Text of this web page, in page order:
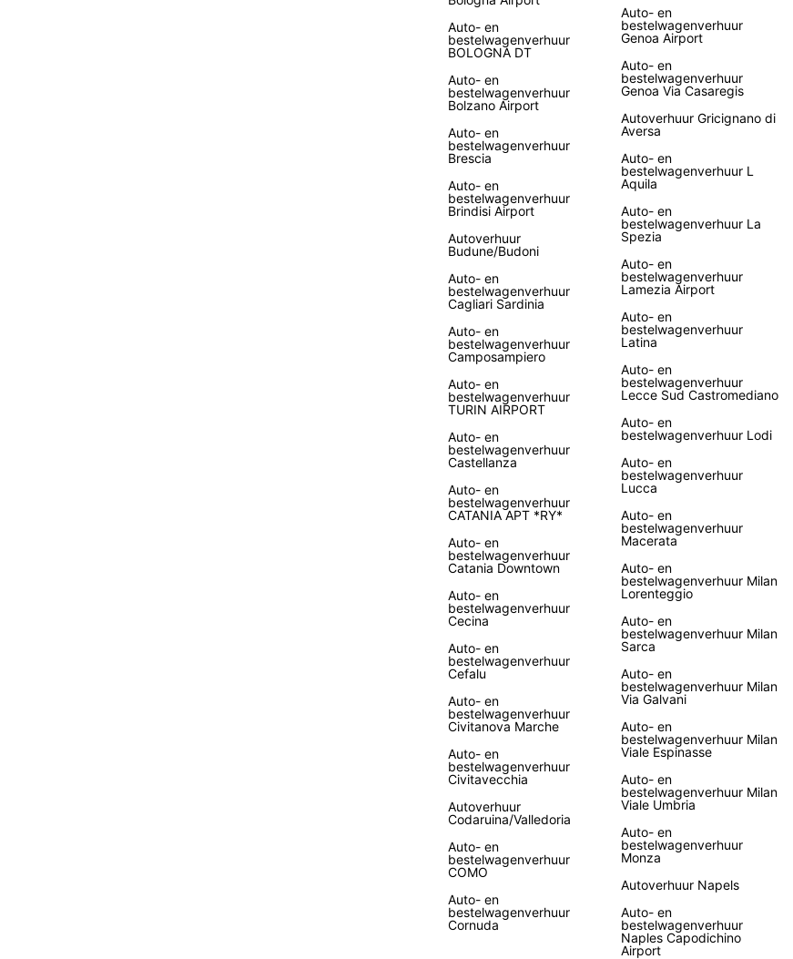
Auto- en
bestelwagenverhuur
BOLOGNA DT
Auto- en
bestelwagenverhuur
Bolzano Airport
Auto- en
bestelwagenverhuur
Brescia
Auto- en
bestelwagenverhuur
Brindisi Airport
Autoverhuur
Budune/Budoni
Auto- en
bestelwagenverhuur
Cagliari Sardinia
Auto- en
bestelwagenverhuur
Camposampiero
Auto- en
bestelwagenverhuur
TURIN AIRPORT
Auto- en
bestelwagenverhuur
Castellanza
Auto- en
bestelwagenverhuur
CATANIA APT *RY*
Auto- en
bestelwagenverhuur
Catania Downtown
Auto- en
bestelwagenverhuur
Cecina
Auto- en
bestelwagenverhuur
Cefalu
Auto- en
bestelwagenverhuur
Civitanova Marche
Auto- en
bestelwagenverhuur
Civitavecchia
Autoverhuur
Codaruina/Valledoria
Auto- en
bestelwagenverhuur
COMO
Auto- en
bestelwagenverhuur
Cornuda
Auto- en
bestelwagenverhuur
Genoa Airport
Auto- en
bestelwagenverhuur
Genoa Via Casaregis
Autoverhuur Gricignano di
Aversa
Auto- en
bestelwagenverhuur L
Aquila
Auto- en
bestelwagenverhuur La
Spezia
Auto- en
bestelwagenverhuur
Lamezia Airport
Auto- en
bestelwagenverhuur
Latina
Auto- en
bestelwagenverhuur
Lecce Sud Castromediano
Auto- en
bestelwagenverhuur Lodi
Auto- en
bestelwagenverhuur
Lucca
Auto- en
bestelwagenverhuur
Macerata
Auto- en
bestelwagenverhuur Milan
Lorenteggio
Auto- en
bestelwagenverhuur Milan
Sarca
Auto- en
bestelwagenverhuur Milan
Via Galvani
Auto- en
bestelwagenverhuur Milan
Viale Espinasse
Auto- en
bestelwagenverhuur Milan
Viale Umbria
Auto- en
bestelwagenverhuur
Monza
Autoverhuur Napels
Auto- en
bestelwagenverhuur
Naples Capodichino
Airport